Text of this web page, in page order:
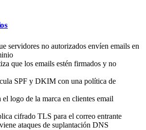
servidores no autorizados envíen emails en
que los emails estén firmados y no
SPF y DKIM con una política de
el logo de la marca en clientes email
cifrado TLS para el correo entrante
ataques de suplantación DNS